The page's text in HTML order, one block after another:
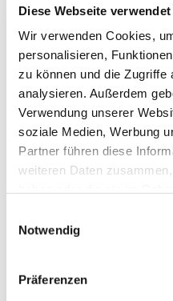
Diese Webseite
Wir verwenden Cookies,
personalisieren,
zu können und die Zugriffe
analysieren. Außerdem
Verwendung unserer
soziale Medien, Werbung
Partner führen diese
weiteren Daten
Notwendig
Präferenzen
Dies